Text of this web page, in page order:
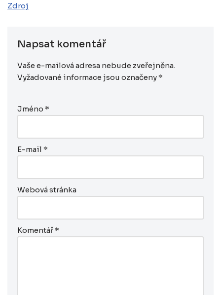
Zdroj
Napsat komentář
Vaše e-mailová adresa nebude zveřejněna.
Vyžadované informace jsou označeny *
Jméno *
E-mail *
Webová stránka
Komentář *